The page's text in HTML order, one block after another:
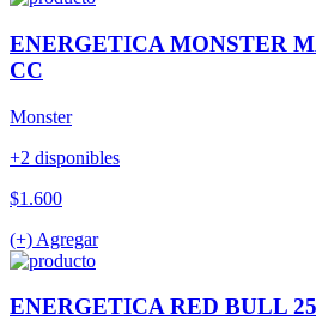
ENERGETICA MONSTER
CC
Monster
+2 disponibles
$1.600
(+) Agregar
ENERGETICA RED BULL